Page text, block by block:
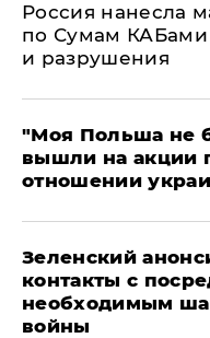
Россия нанесла
по Сумам КАБами
и разрушения
"Моя Польша не
вышли на акции
отношении
Зеленский
контакты с
необходимым
войны